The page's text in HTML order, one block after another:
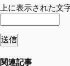
上に表示された文
関連記事